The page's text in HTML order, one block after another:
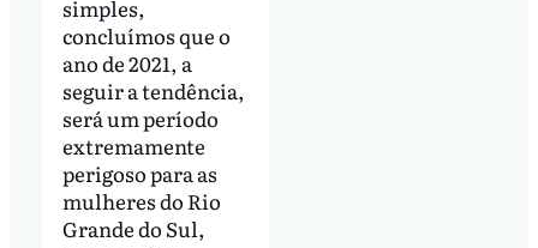
simples,
concluímos que o
ano de 2021, a
seguir a tendência,
será um período
extremamente
perigoso para as
mulheres do Rio
Grande do Sul,